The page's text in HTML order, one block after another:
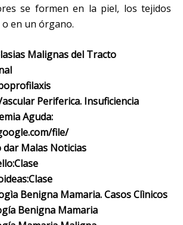
se formen en la piel, los tejidos
en un órgano.
Malignas del Tracto
Periferica. Insuficiencia
Aguda:
file/
Malas Noticias
Clase
Clase
Benigna Mamaria. Casos Clìnicos
Benigna Mamaria